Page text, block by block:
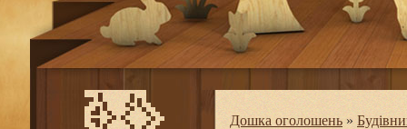
Дошка оголошень »